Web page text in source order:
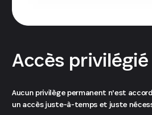
Accès privilégié
Aucun privilège permanent n'est
un accès juste-à-temps et juste